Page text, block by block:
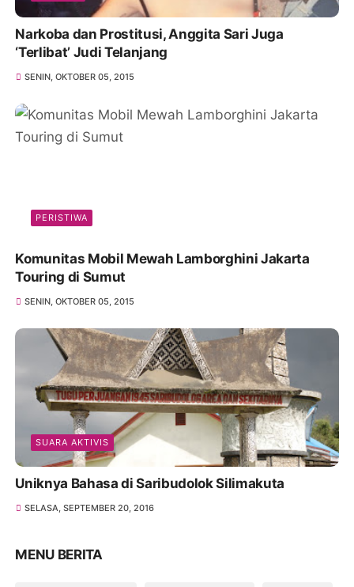
Narkoba dan Prostitusi, Anggita Sari Juga
‘Terlibat’ Judi Telanjang
SENIN, OKTOBER 05, 2015
PERISTIWA
Komunitas Mobil Mewah Lamborghini Jakarta
Touring di Sumut
SENIN, OKTOBER 05, 2015
SUARA AKTIVIS
Uniknya Bahasa di Saribudolok Silimakuta
SELASA, SEPTEMBER 20, 2016
MENU BERITA